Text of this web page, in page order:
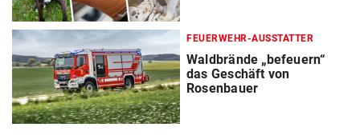
FEUERWEHR-AUSSTATTER
Waldbrände „befeuern“
das Geschäft von
Rosenbauer